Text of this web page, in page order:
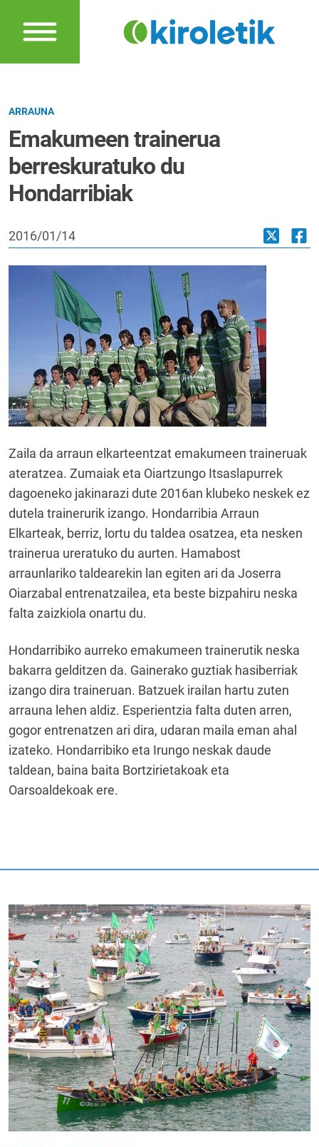
ARRAUNA
Emakumeen trainerua
berreskuratuko du
Hondarribiak
2016/01/14
Zaila da arraun elkarteentzat emakumeen traineruak
ateratzea. Zumaiak eta Oiartzungo Itsaslapurrek
dagoeneko jakinarazi dute 2016an klubeko neskek ez
dutela trainerurik izango. Hondarribia Arraun
Elkarteak, berriz, lortu du taldea osatzea, eta nesken
trainerua ureratuko du aurten. Hamabost
arraunlariko taldearekin lan egiten ari da Joserra
Oiarzabal entrenatzailea, eta beste bizpahiru neska
falta zaizkiola onartu du.
Hondarribiko aurreko emakumeen trainerutik neska
bakarra gelditzen da. Gainerako guztiak hasiberriak
izango dira traineruan. Batzuek irailan hartu zuten
arrauna lehen aldiz. Esperientzia falta duten arren,
gogor entrenatzen ari dira, udaran maila eman ahal
izateko. Hondarribiko eta Irungo neskak daude
taldean, baina baita Bortzirietakoak eta
Oarsoaldekoak ere.